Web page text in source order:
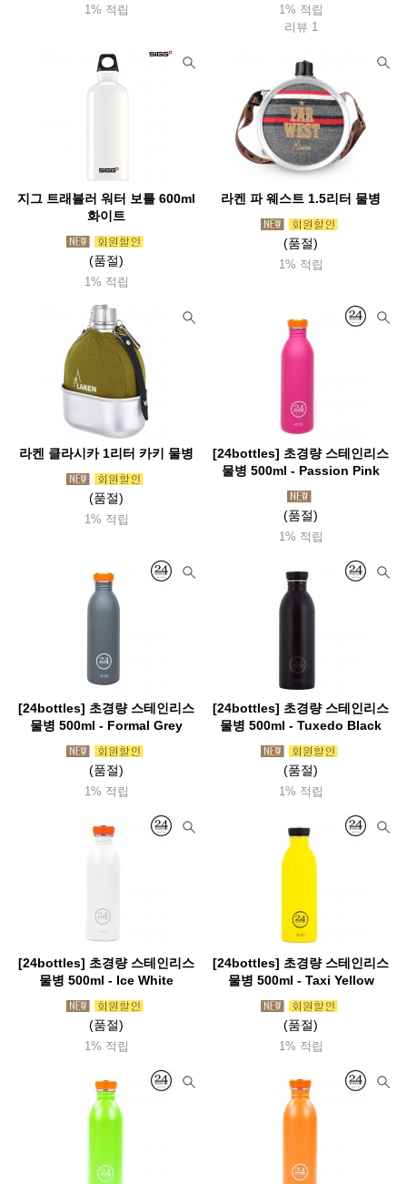
1% 적립
1% 적립
리뷰 1
지그 트래블러 워터 보틀 600ml
화이트
(품절)
1% 적립
라켄 파 웨스트 1.5리터 물병
(품절)
1% 적립
라켄 클라시카 1리터 카키 물병
(품절)
1% 적립
[24bottles] 초경량 스테인리스
물병 500ml - Passion Pink
(품절)
1% 적립
[24bottles] 초경량 스테인리스
물병 500ml - Formal Grey
(품절)
1% 적립
[24bottles] 초경량 스테인리스
물병 500ml - Tuxedo Black
(품절)
1% 적립
[24bottles] 초경량 스테인리스
물병 500ml - Ice White
(품절)
1% 적립
[24bottles] 초경량 스테인리스
물병 500ml - Taxi Yellow
(품절)
1% 적립